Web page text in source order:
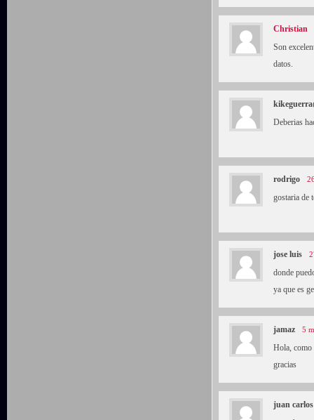
Christian
Son
datos.
Deberias
rodrigo
gostaria de
jose luis
donde
ya que es
jamaz 5
Hola, como
gracias
juan carlos